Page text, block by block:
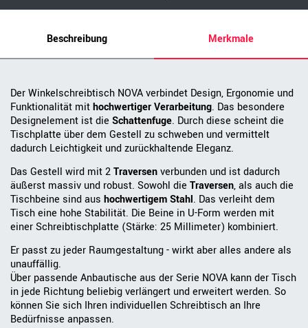
Beschreibung Merkmale
Der Winkelschreibtisch NOVA verbindet Design, Ergonomie und
Funktionalität mithochwertiger Verarbeitung. Das besondere
Designelement ist die Schattenfuge. Durch diese scheint die
Tischplatte über dem Gestell zu schweben und vermittelt
dadurch Leichtigkeit und zurückhaltende Eleganz.
Das Gestell wird mit 2Traversenverbunden und ist dadurch
äußerst massiv und robust. Sowohl die Traversen, als auch die
Tischbeine sind aus hochwertigem Stahl. Das verleiht dem
Tisch eine hohe Stabilität. Die Beine in U-Form werden mit
einer Schreibtischplatte (Stärke: 25 Millimeter) kombiniert.
Er passt zu jeder Raumgestaltung - wirkt aber alles andere als
unauffällig.
Über passende Anbautische aus der Serie NOVA kann der Tisch
in jede Richtung beliebig verlängert und erweitert werden. So
können Sie sich Ihren individuellen Schreibtisch an Ihre
Bedürfnisse anpassen.